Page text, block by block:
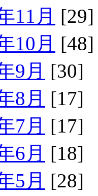
11月 [29]
10月 [48]
9月 [30]
8月 [17]
7月 [17]
6月 [18]
5月 [28]